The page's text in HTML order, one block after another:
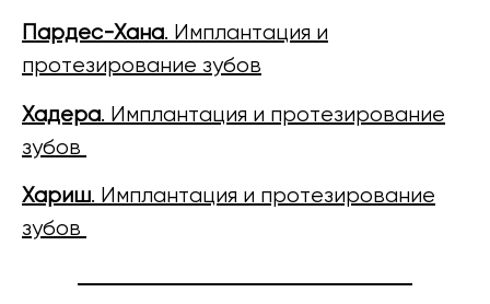
Пардес-Хана. Имплантация и
протезирование зубов
Хадера. Имплантация и протезирование
зубов
Хариш. Имплантация и протезирование
зубов